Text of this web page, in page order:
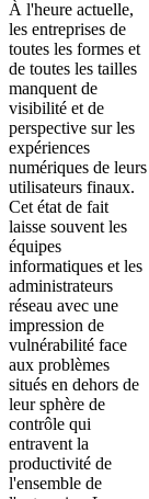
À l'heure actuelle,
les entreprises de
toutes les formes et
de toutes les tailles
manquent de
visibilité et de
perspective sur les
expériences
numériques de leurs
utilisateurs finaux.
Cet état de fait
laisse souvent les
équipes
informatiques et les
administrateurs
réseau avec une
impression de
vulnérabilité face
aux problèmes
situés en dehors de
leur sphère de
contrôle qui
entravent la
productivité de
l'ensemble de